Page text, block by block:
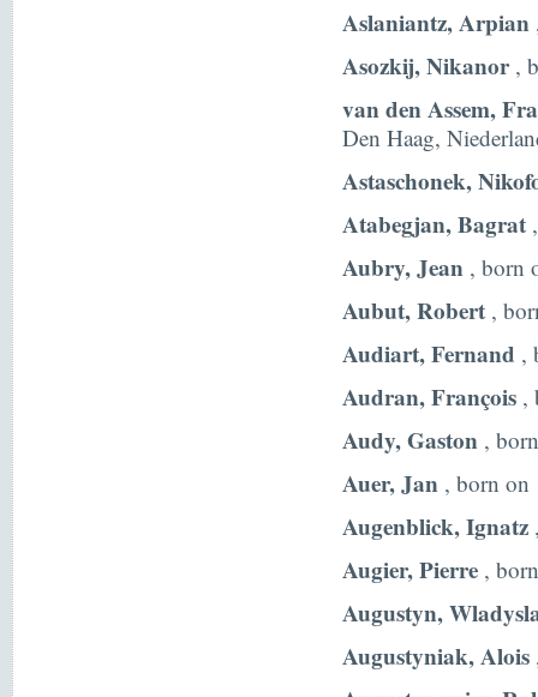
Aslaniantz, Arpian
Asozkij, Nikanor,
van den Assem,
Den Haag,
Astaschonek,
Atabegjan, Bagrat
Aubry, Jean , born
Aubut, Robert ,
Audiart, Fernand ,
Audran, François ,
Audy, Gaston ,
Auer, Jan , born on
Augenblick, Ignatz
Augier, Pierre ,
Augustyn,
Augustyniak, Alois